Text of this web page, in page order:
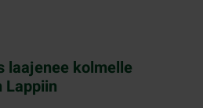
laajenee kolmelle
Lappiin